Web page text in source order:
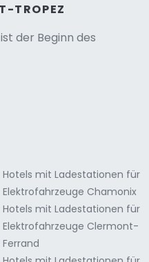
TROPEZ
der Beginn des
Hotels mit Ladestationen für
Elektrofahrzeuge Chamonix
Hotels mit Ladestationen für
Elektrofahrzeuge Clermont-
Ferrand